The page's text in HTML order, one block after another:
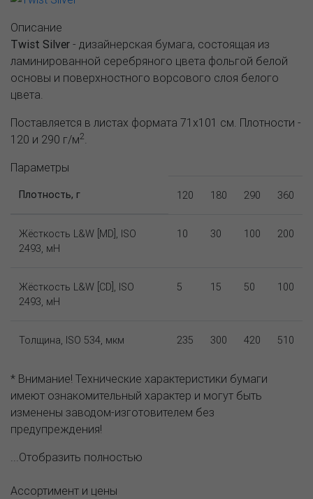
Описание
Twist Silver - дизайнерская бумага, состоящая из
ламинированной серебряного цвета фольгой белой
основы и поверхностного ворсового слоя белого
цвета.
Поставляется в листах формата 71х101 см. Плотности -
120 и 290 г/м2
Параметры
Плотность, г 120 180 290 360
Жёсткость L&W [MD], ISO
2493, мН
10 30 100 200
Жёсткость L&W [CD], ISO
2493, мН
5 15 50 100
Толщина, ISO 534, мкм 235 300 420 510
* Внимание! Технические характеристики бумаги
имеют ознакомительный характер и могут быть
изменены заводом-изготовителем без
предупреждения!
...Отобразить полностью
Ассортимент и цены